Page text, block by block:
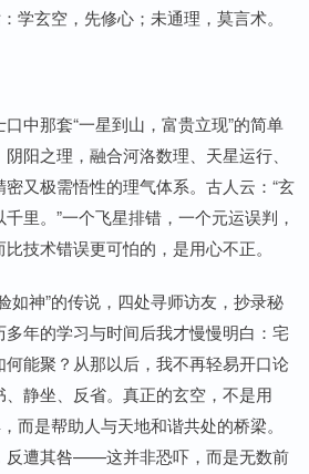
学玄空，先修心；未通理，莫言术。
中那套“一星到山，富贵立现”的简单
阳之理，融合河洛数理、天星运行、
又极需悟性的理气体系。古人云：“玄
里。”一个飞星排错，一个元运误判，
技术错误更可怕的，是用心不正。
如神”的传说，四处寻师访友，抄录秘
年的学习与时间后我才慢慢明白：宅
能聚？从那以后，我不再轻易开口论
静坐、反省。真正的玄空，不是用
而是帮助人与天地和谐共处的桥梁。
反遭其咎——这并非恐吓，而是无数前